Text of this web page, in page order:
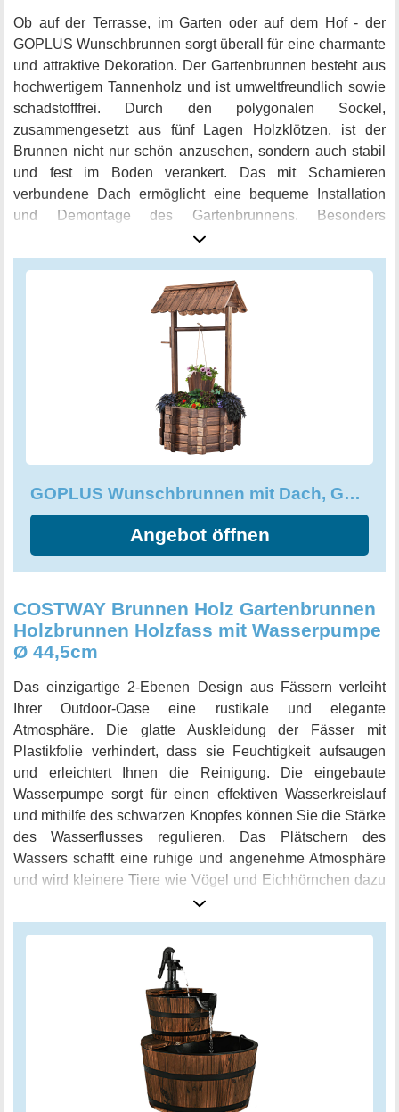
Ob auf der Terrasse, im Garten oder auf dem Hof - der
GOPLUS Wunschbrunnen sorgt überall für eine charmante
und attraktive Dekoration. Der Gartenbrunnen besteht aus
hochwertigem Tannenholz und ist umweltfreundlich sowie
schadstofffrei. Durch den polygonalen Sockel,
zusammengesetzt aus fünf Lagen Holzklötzen, ist der
Brunnen nicht nur schön anzusehen, sondern auch stabil
und fest im Boden verankert. Das mit Scharnieren
verbundene Dach ermöglicht eine bequeme Installation
und Demontage des Gartenbrunnens. Besonders
praktisch: Am Boden des kleinen Holzfasses können
Blumen gepflanzt werden und das Loch verhindert
Wasseransammlungen. Dank des Hochtemperatur-
Karbonisierungsprozesses ist der Wunschbrunnen
korrosions- und feuchtigkeitsbeständig sowie anti-termite
und insektensicher. Die Oberfläche ist mit einem
Schutzfilm versehen, der schnell trocknet und nicht leicht
verrotten wird. Mit dem GOPLUS Wunschbrunnen holen
Sie sich die Natur in den Garten und schaffen einen
Hingucker der besonderen Art.
GOPLUS Wunschbrunnen mit Dach, Gartenbrunnen mit Holzeimer
Angebot öffnen
COSTWAY Brunnen Holz Gartenbrunnen
Holzbrunnen Holzfass mit Wasserpumpe
Ø 44,5cm
Das einzigartige 2-Ebenen Design aus Fässern verleiht
Ihrer Outdoor-Oase eine rustikale und elegante
Atmosphäre. Die glatte Auskleidung der Fässer mit
Plastikfolie verhindert, dass sie Feuchtigkeit aufsaugen
und erleichtert Ihnen die Reinigung. Die eingebaute
Wasserpumpe sorgt für einen effektiven Wasserkreislauf
und mithilfe des schwarzen Knopfes können Sie die Stärke
des Wasserflusses regulieren. Das Plätschern des
Wassers schafft eine ruhige und angenehme Atmosphäre
und wird kleinere Tiere wie Vögel und Eichhörnchen dazu
einladen, Ihren Garten zu besuchen.